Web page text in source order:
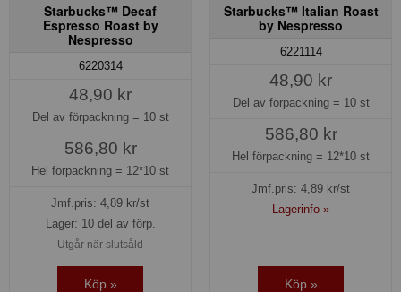
Starbucks™ Decaf
Espresso Roast by
Nespresso
6220314
48,90 kr
Del av förpackning = 10 st
586,80 kr
Hel förpackning = 12*10 st
Jmf.pris: 4,89 kr/st
Lager: 10 del av förp.
Utgår när slutsåld
Köp »
Starbucks™ Italian Roast
by Nespresso
6221114
48,90 kr
Del av förpackning = 10 st
586,80 kr
Hel förpackning = 12*10 st
Jmf.pris: 4,89 kr/st
Lagerinfo »
Köp »